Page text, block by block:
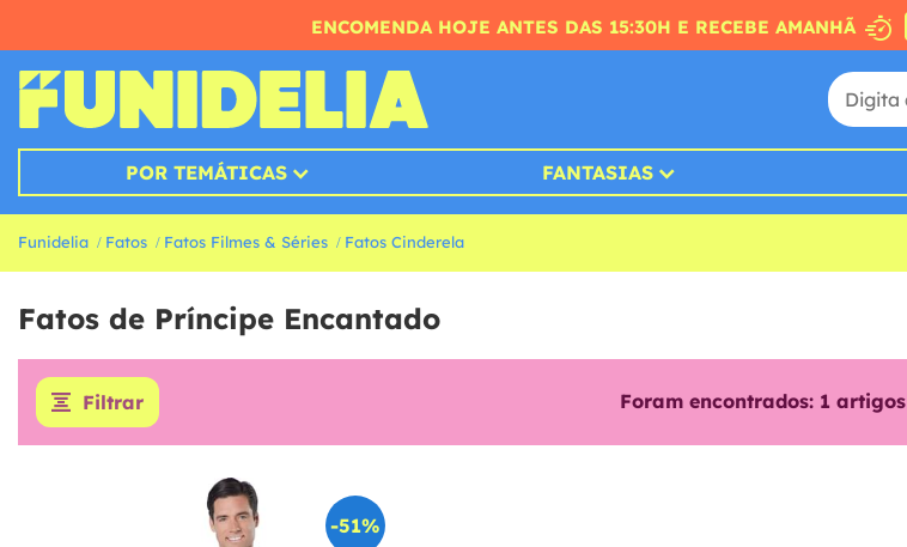
ENCOMENDA HOJE ANTES DAS 15:30H E RECEBE AMANHÃ
POR TEMÁTICAS FANTASIAS
Funidelia Fatos Fatos Filmes & Séries Fatos Cinderela
Fatos de Príncipe Encantado
Filtrar Foram encontrados: 1 artigos
-51%